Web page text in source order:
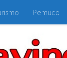
Pemuco